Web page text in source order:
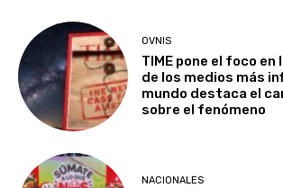
OVNIS
TIME pone el foco en
de los medios más
mundo destaca el
sobre el fenómeno
NACIONALES